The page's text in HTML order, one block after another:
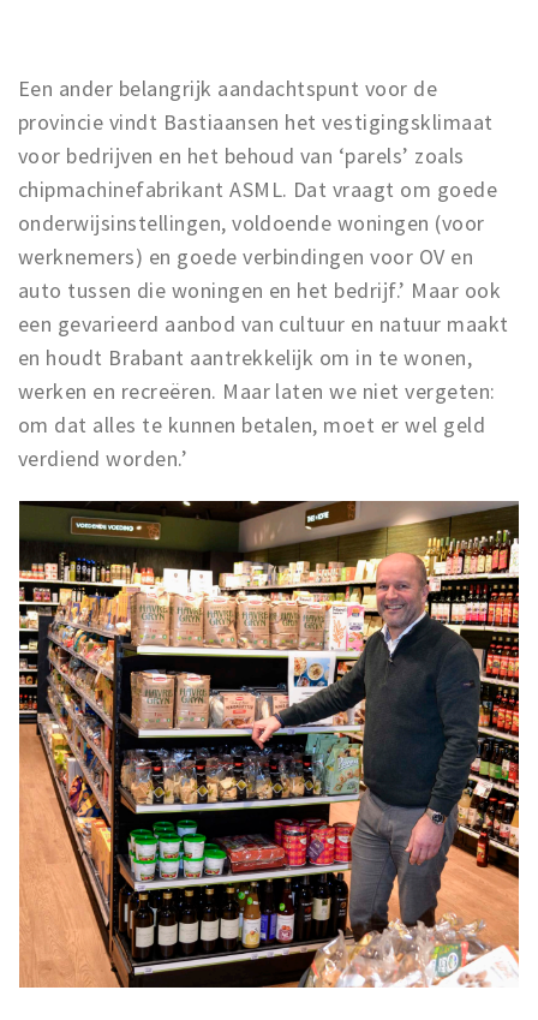
Een ander belangrijk aandachtspunt voor de
provincie vindt Bastiaansen het vestigingsklimaat
voor bedrijven en het behoud van ‘parels’ zoals
chipmachinefabrikant ASML. Dat vraagt om goede
onderwijsinstellingen, voldoende woningen (voor
werknemers) en goede verbindingen voor OV en
auto tussen die woningen en het bedrijf.’ Maar ook
een gevarieerd aanbod van cultuur en natuur maakt
en houdt Brabant aantrekkelijk om in te wonen,
werken en recreëren. Maar laten we niet vergeten:
om dat alles te kunnen betalen, moet er wel geld
verdiend worden.’